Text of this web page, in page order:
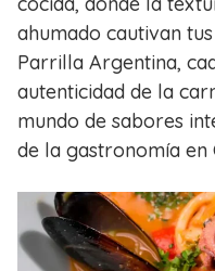
ahumado cautivan
Parrilla Argentina,
autenticidad de la
mundo de sabores
de la gastronomía en